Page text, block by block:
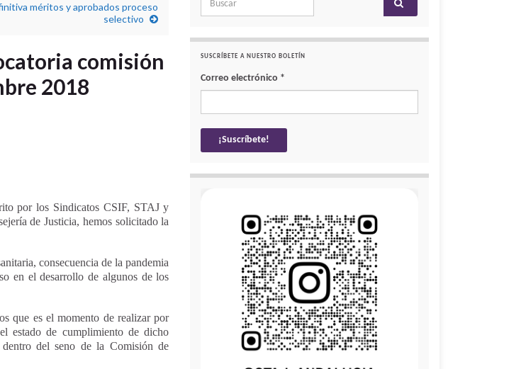
méritos y aprobados proceso
selectivo
comisión
2018
por los Sindicatos CSIF, STAJ y
de Justicia, hemos solicitado la
consecuencia de la pandemia
en el desarrollo de algunos de los
que es el momento de realizar por
estado de cumplimiento de dicho
del seno de la Comisión de
SUSCRÍBETE A NUESTRO BOLETÍN
Correo electrónico *